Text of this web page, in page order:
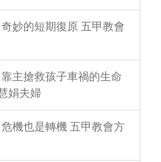
妙的短期復原 五甲教會
主搶救孩子車禍的生命
娟夫婦
機也是轉機 五甲教會方